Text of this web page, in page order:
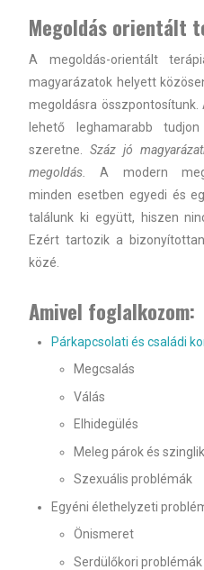
Megoldás orientált
A megoldás-orientált
magyarázatok helyett
megoldásra összpontosítunk.
lehető leghamarabb
szeretne.
Száz jó
megoldás.
A modern
minden esetben egyedi és
találunk ki együtt, hiszen
Ezért tartozik a
közé.
Amivel foglalkozom:
Párkapcsolati és családi
Megcsalás
Válás
Elhidegülés
Meleg párok és
Szexuális problémák
Egyéni élethelyzeti
Önismeret
Serdülőkori